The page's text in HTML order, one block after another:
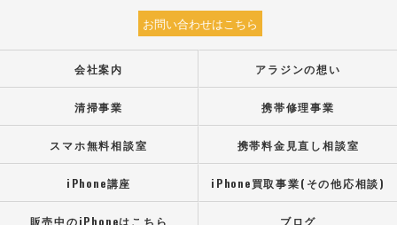
お問い合わせはこちら
会社案内 アラジンの想い
清掃事業 携帯修理事業
スマホ無料相談室 携帯料金見直し相談室
iPhone講座 iPhone買取事業(その他応相談)
販売中のiPhoneはこちら ブログ